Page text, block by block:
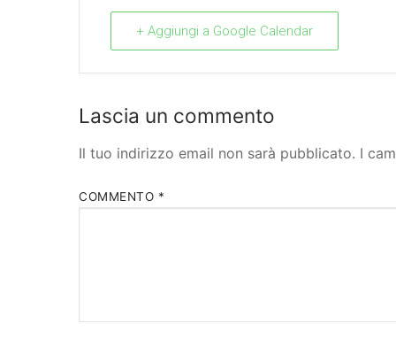
+ Aggiungi a Google Calendar
Lascia un commento
Il tuo indirizzo email non sarà pubblicato. I
COMMENTO *